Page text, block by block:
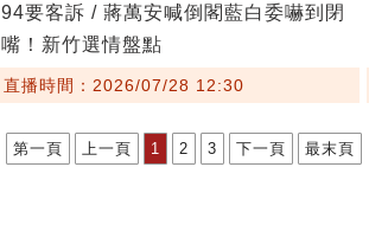
94要客訴 / 蔣萬安喊倒閣藍白委嚇到閉
嘴！新竹選情盤點
直播時間：2026/07/28 12:30
第一頁 上一頁 1 2 3 下一頁 最末頁